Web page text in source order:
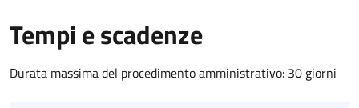
Tempi e scadenze
Durata massima del procedimento amministrativo: 30 giorni